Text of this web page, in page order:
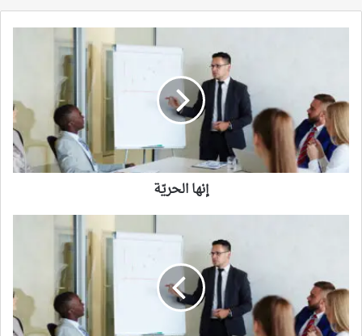
إنها الحريّة